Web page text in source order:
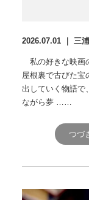
2026.07.01 ｜ 三
私の好きな映画
屋根裏で古びた宝
出していく物語で
ながら夢 ……
つづ